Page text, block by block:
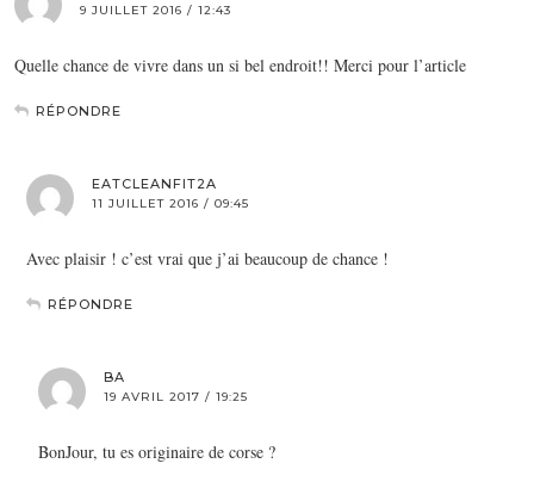
9 JUILLET 2016 / 12:43
Quelle chance de vivre dans un si bel endroit!! Merci pour l’article
RÉPONDRE
EATCLEANFIT2A
11 JUILLET 2016 / 09:45
Avec plaisir ! c’est vrai que j’ai beaucoup de chance !
RÉPONDRE
BA
19 AVRIL 2017 / 19:25
BonJour, tu es originaire de corse ?